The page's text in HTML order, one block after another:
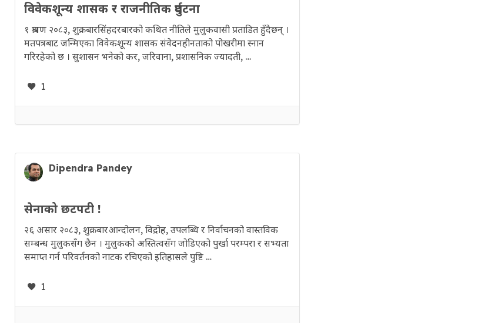
विवेकशून्य शासक र राजनीतिक दुर्घटना
१ श्रावण २०८३, शुक्रबारसिंहदरबारको कथित नीतिले मुलुकवासी प्रताडित हुँदैछन् ।
मतपत्रबाट जन्मिएका विवेकशून्य शासक संवेदनहीनताको पोखरीमा स्नान
गरिरहेको छ । सुशासन भनेको कर, जरिवाना, प्रशासनिक ज्यादती, …
1
Dipendra Pandey
सेनाको छटपटी !
२६ असार २०८३, शुक्रबारआन्दोलन, विद्रोह, उपलब्धि र निर्वाचनको वास्तविक
सम्बन्ध मुलुकसँग छैन । मुलुकको अस्तित्वसँग जोडिएको पुर्खा परम्परा र सभ्यता
समाप्त गर्न परिवर्तनको नाटक रचिएको इतिहासले पुष्टि …
1